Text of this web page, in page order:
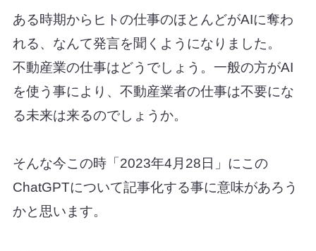
ある時期からヒトの仕事のほとんどがAIに奪わ
れる、なんて発言を聞くようになりました。
不動産業の仕事はどうでしょう。一般の方がAI
を使う事により、不動産業者の仕事は不要にな
る未来は来るのでしょうか。
そんな今この時「2023年4月28日」 にこの
ChatGPTについて記事化する事に意味があろう
かと思います。